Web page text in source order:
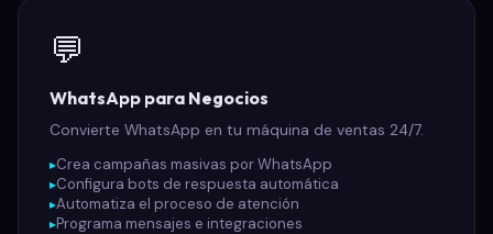
💬
WhatsApp para Negocios
Convierte WhatsApp en tu máquina de ventas 24/7.
Crea campañas masivas por WhatsApp
Configura bots de respuesta automática
Automatiza el proceso de atención
Programa mensajes e integraciones